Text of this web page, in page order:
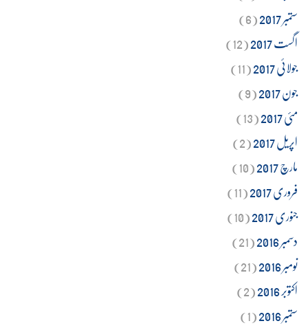
ستمبر 2017
(6)
اگست 2017
(12)
جولائی 2017
(11)
جون 2017
(9)
مئی 2017
(13)
اپریل 2017
(2)
مارچ 2017
(10)
فروری 2017
(11)
جنوری 2017
(10)
دسمبر 2016
(21)
نومبر 2016
(21)
اکتوبر 2016
(2)
ستمبر 2016
(1)